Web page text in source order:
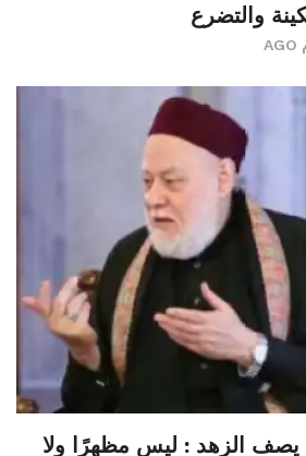
والتضرع
يصف الزهد : ليس مظهرًا ولا